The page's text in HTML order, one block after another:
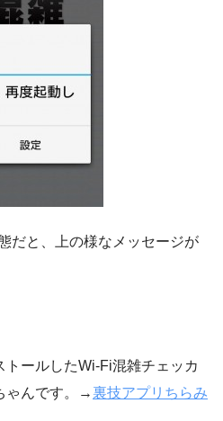
だと、上の様なメッセージが
ールしたWi-Fi混雑チェッカ
ゃんです。→ 裏技アプリちらみ